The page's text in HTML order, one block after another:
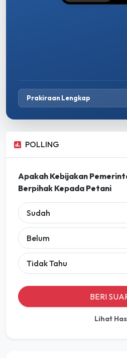
Prakiraan Lengkap
POLLING
Apakah Kebijakan
Berpihak Kepada Petani
Sudah
Belum
Tidak Tahu
BERI
Lihat